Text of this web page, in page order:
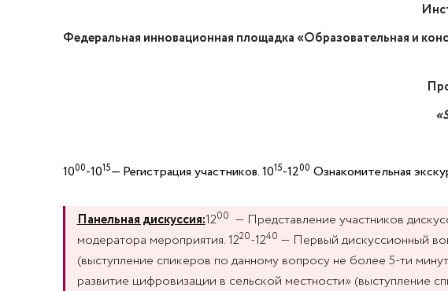
Федеральная инновационная площадка «Образовательная и
1000-1015— Регистрация участников. 1015-1200 Ознакомительная
Панельная дискуссия:1200 — Представление участников
модератора мероприятия. 1220-1240 — Первый дискуссионный
(выступление спикеров по данному вопросу не более 5-ти
развитие цифровизации в сельской местности» (выступление